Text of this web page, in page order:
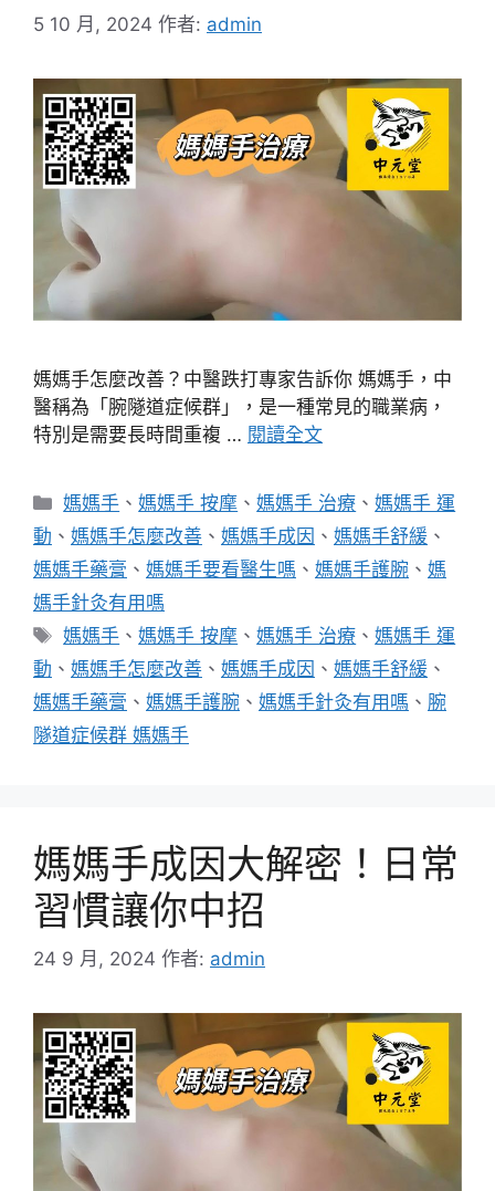
5 10 月, 2024 作者: admin
媽媽手怎麼改善？中醫跌打專家告訴你 媽媽手，中
醫稱為「腕隧道症候群」，是一種常見的職業病，
特別是需要長時間重複 … 閱讀全文
分
類
媽媽手 、媽媽手 按摩 、媽媽手 治療 、媽媽手 運
動 、 媽媽手怎麼改善 、 媽媽手成因 、 媽媽手舒緩 、
媽媽手藥膏 、 媽媽手要看醫生嗎 、 媽媽手護腕 、 媽
媽手針灸有用嗎
標
籤
媽媽手 、媽媽手 按摩 、媽媽手 治療 、媽媽手 運
動 、 媽媽手怎麼改善 、 媽媽手成因 、 媽媽手舒緩 、
媽媽手藥膏 、 媽媽手護腕 、 媽媽手針灸有用嗎 、 腕
隧道症候群 媽媽手
媽媽手成因大解密！日常
習慣讓你中招
24 9 月, 2024 作者: admin